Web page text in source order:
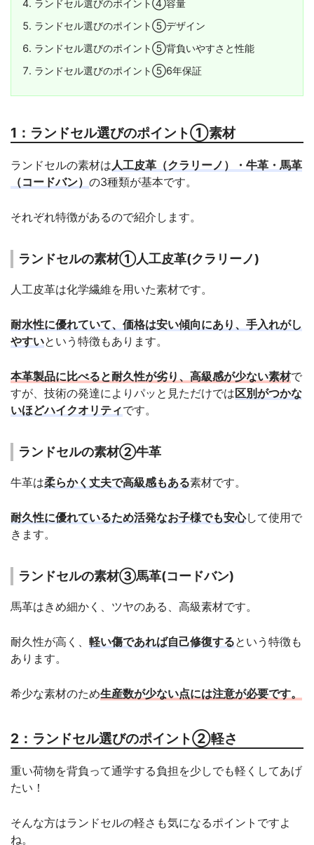
ランドセル選びのポイント④容量
ランドセル選びのポイント⑤デザイン
ランドセル選びのポイント⑤背負いやすさと性能
ランドセル選びのポイント⑤6年保証
1：ランドセル選びのポイント①素材
ランドセルの素材は 人工皮革（クラリーノ）・牛革・馬革
（コードバン） の3種類が基本です。
それぞれ特徴があるので紹介します。
ランドセルの素材①人工皮革(クラリーノ)
人工皮革は化学繊維を用いた素材です。
耐水性に優れていて、価格は安い傾向にあり、手入れがし
やすいという特徴もあります。
本革製品に比べると耐久性が劣り、高級感が少ない素材で
すが、技術の発達によりパッと見ただけでは区別がつかな
いほどハイクオリティです。
ランドセルの素材②牛革
牛革は柔らかく丈夫で高級感もある素材です。
耐久性に優れているため活発なお子様でも安心して使用で
きます。
ランドセルの素材③馬革(コードバン)
馬革はきめ細かく、ツヤのある、高級素材です。
耐久性が高く、 軽い傷であれば自己修復するという特徴も
あります。
希少な素材のため生産数が少ない点には注意が必要です。
2：ランドセル選びのポイント②軽さ
重い荷物を背負って通学する負担を少しでも軽くしてあげ
たい！
そんな方はランドセルの軽さも気になるポイントですよ
ね。